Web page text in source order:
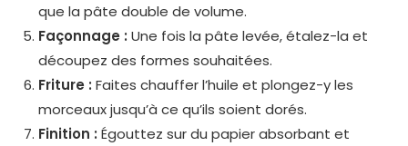
que la pâte double de volume.
Façonnage : Une fois la pâte levée, étalez-la et
découpez des formes souhaitées.
Friture : Faites chauffer l’huile et plongez-y les
morceaux jusqu’à ce qu’ils soient dorés.
Finition : Égouttez sur du papier absorbant et